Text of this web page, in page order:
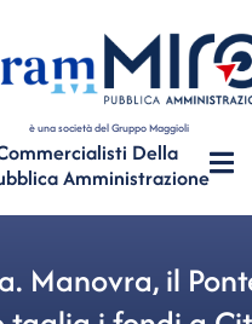
è una società del Gruppo Maggioli
Della
Amministrazione
Manovra, il